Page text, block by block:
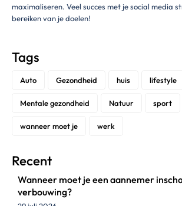
maximaliseren. Veel succes met je social media
bereiken van je doelen!
Tags
Auto Gezondheid huis lifestyle
Mentale gezondheid Natuur sport
wanneer moet je werk
Recent
Wanneer moet je een aannemer
verbouwing?